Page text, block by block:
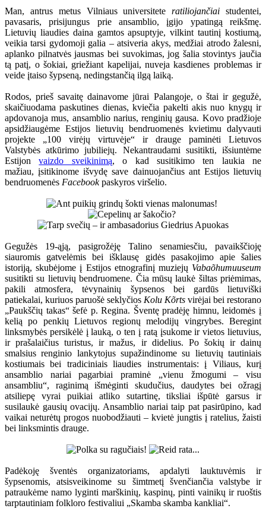
Man, antrus metus Vilniaus universiteteratiliojančiai studentei,
pavasaris, prisijungus prie ansamblio, įgijo ypatingą reikšmę.
Lietuvių liaudies daina gamtos apsuptyje, vilkint tautinį kostiumą,
veikia tarsi gydomoji galia – atsiveria akys, medžiai atrodo žalesni,
aplanko pilnatvės jausmas bei suvokimas, jog šalia stovintys jaučia
tą patį, o šokiai, griežiant kapelijai, nuveja kasdienes problemas ir
veide įtaiso šypseną, nedingstančią ilgą laiką.
Rodos, prieš savaitę dainavome jūrai Palangoje, o štai ir gegužė,
skaičiuodama paskutines dienas, kviečia pakelti akis nuo knygų ir
apdovanoja mus, ansamblio narius, renginių gausa. Kovo pradžioje
apsidžiaugėme Estijos lietuvių bendruomenės kvietimu dalyvauti
projekte „100 virėjų virtuvėje“ ir drauge paminėti Lietuvos
Valstybės atkūrimo jubiliejų. Nekantraudami susitikti, išsiuntėme
Estijonvaizdo sveikinimą, o kad susitikimo ten laukia ne
mažiau, įsitikinome išvydę save dainuojančius ant Estijos lietuvių
bendruomenės Facebookpaskyros viršelio.
Gegužės 19-ąją, pasigrožėję Talino senamiesčiu, pavaikščioję
siauromis gatvelėmis bei išklausę gidės pasakojimo apie šalies
istoriją, skubėjome į Estijos etnografinį muziejų Vabaõhumuuseum
susitikti su lietuvių bendruomene. Čia mūsų laukė šiltas priėmimas,
pakili atmosfera, tėvynainių šypsenos bei gardūs lietuviški
patiekalai, kuriuos paruošė seklyčios Kolu Kõrts virėjai bei restorano
„Paukščių takas“ šefė p. Regina. Šventę pradėję himnu, leidomės į
kelią po penkių Lietuvos regionų melodijų vingrybes. Beregint
linksmybės persikėlė į lauką, o ten į ratą įsukome ir vietos lietuvius,
ir prašalaičius turistus, ir mažus, ir didelius. Po šokių ir dainų
smalsius renginio lankytojus supažindinome su lietuvių tautiniais
kostiumais bei tradiciniais liaudies instrumentais: į Viliaus, kurį
ansamblio nariai pagarbiai praminė „vienu žmogumi – visu
ansambliu“, raginimą išmėginti skudučius, daudytes bei ožragį
atsiliepę vyrai puikiai atliko sutartinę, tiksliai išpūtė garsus ir
susilaukė gausių ovacijų. Ansamblio nariai taip pat pasirūpino, kad
vaikai neturėtų progos nuobodžiauti – kvietė jungtis į ratelius, žaisti
bei linksmintis drauge.
Padėkoję šventės organizatoriams, apdalyti lauktuvėmis ir
šypsenomis, atsisveikinome su šimtmetį švenčiančia valstybe ir
patraukėme namo lyginti marškinių, kaspinų, pinti vainikų ir ruoštis
tarptautiniam folkloro festivaliui „Skamba skamba kankliai“.